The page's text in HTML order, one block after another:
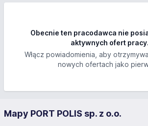
Obecnie ten pracodawca nie
aktywnych ofert pracy.
Włącz powiadomienia, aby
nowych ofertach jako
Mapy PORT POLIS sp. z o.o.